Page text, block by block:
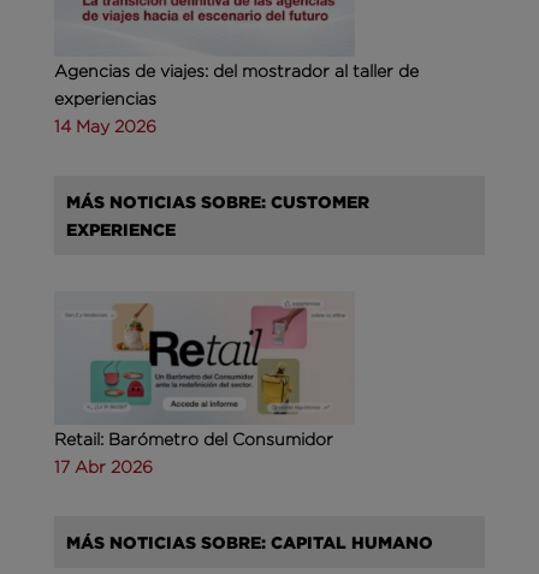
Agencias de viajes: del mostrador al taller de
experiencias
14 May 2026
MÁS NOTICIAS SOBRE: CUSTOMER
EXPERIENCE
Retail: Barómetro del Consumidor
17 Abr 2026
MÁS NOTICIAS SOBRE: CAPITAL HUMANO